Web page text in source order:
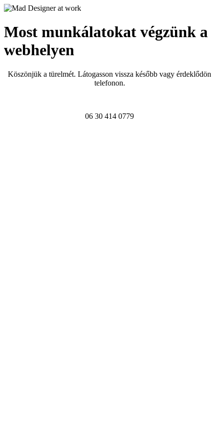
Most munkálatokat végzünk a
webhelyen
Köszönjük a türelmét. Látogasson vissza később vagy érdeklődön
telefonon.
06 30 414 0779